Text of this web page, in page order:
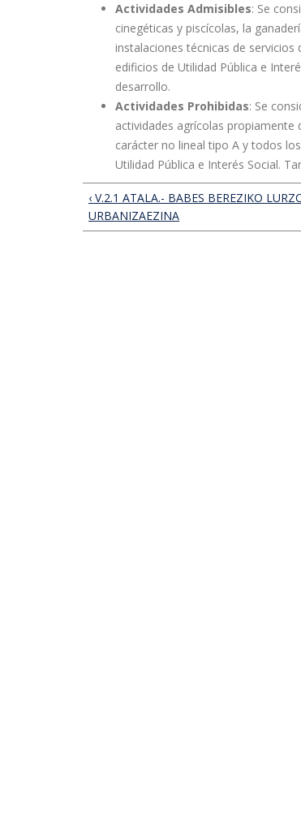
Actividades Admisibles: Se
cinegéticas y piscícolas, la
instalaciones técnicas de
edificios de Utilidad Pública e
desarrollo.
Actividades Prohibidas: Se
actividades agrícolas propiamente
carácter no lineal tipo A y todos
Utilidad Pública e Interés Social.
‹ V.2.1 ATALA.- BABES BEREZIKO
URBANIZAEZINA